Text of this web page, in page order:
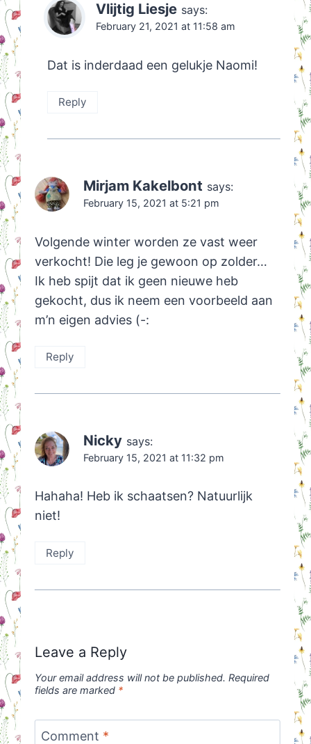
Vlijtig Liesje says:
February 21, 2021 at 11:58 am
Dat is inderdaad een gelukje Naomi!
Reply
Mirjam Kakelbont says:
February 15, 2021 at 5:21 pm
Volgende winter worden ze vast weer
verkocht! Die leg je gewoon op zolder…
Ik heb spijt dat ik geen nieuwe heb
gekocht, dus ik neem een voorbeeld aan
m’n eigen advies (-:
Reply
Nicky says:
February 15, 2021 at 11:32 pm
Hahaha! Heb ik schaatsen? Natuurlijk
niet!
Reply
Leave a Reply
Your email address will not be published. Required
fields are marked *
Comment *